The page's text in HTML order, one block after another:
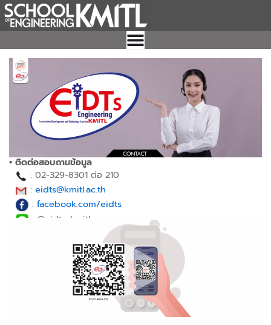
Skip
to
▪︎ ติดต่อสอบถามข้อมูล
: 02-329-8301 ต่อ 210
: eidts@kmitl.ac.th
: facebook.com/eidts
@eidts_kmitl